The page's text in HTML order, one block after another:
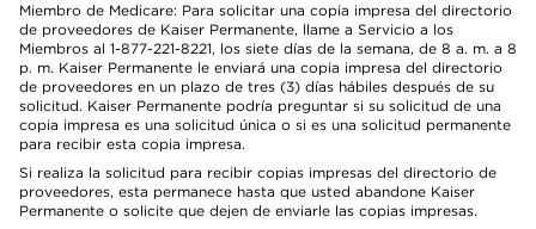
Miembro de Medicare: Para solicitar una copia impresa del directorio
de proveedores de Kaiser Permanente, llame a Servicio a los
Miembros al 1-877-221-8221, los siete días de la semana, de 8 a. m. a 8
p. m. Kaiser Permanente le enviará una copia impresa del directorio
de proveedores en un plazo de tres (3) días hábiles después de su
solicitud. Kaiser Permanente podría preguntar si su solicitud de una
copia impresa es una solicitud única o si es una solicitud permanente
para recibir esta copia impresa.
Si realiza la solicitud para recibir copias impresas del directorio de
proveedores, esta permanece hasta que usted abandone Kaiser
Permanente o solicite que dejen de enviarle las copias impresas.